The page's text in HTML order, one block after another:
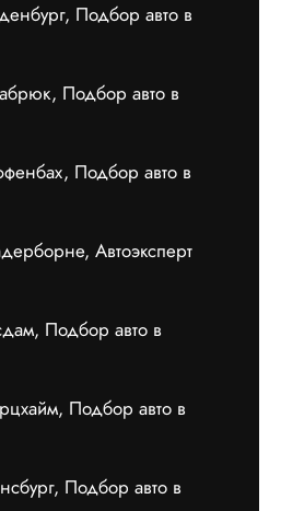
Подбор авто в
Подбор авто в
Подбор авто в
Автоэксперт
Подбор авто в
Подбор авто в
Подбор авто в